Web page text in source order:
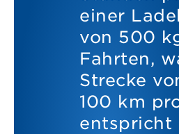
einer
von 500
Fahrten,
Strecke
100 km
entspricht